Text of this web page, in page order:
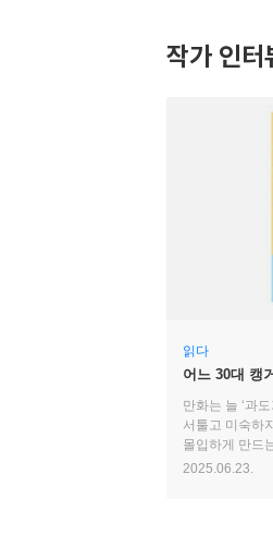
작가 인터
읽다
어느 30대 캥
만화는 늘 ‘과
서툴고 미숙하
몰입하게 만드
2025.06.23.